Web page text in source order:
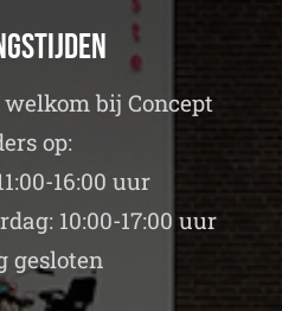
bij Concept
op:
16:00 uur
10:00-17:00 uur
gesloten